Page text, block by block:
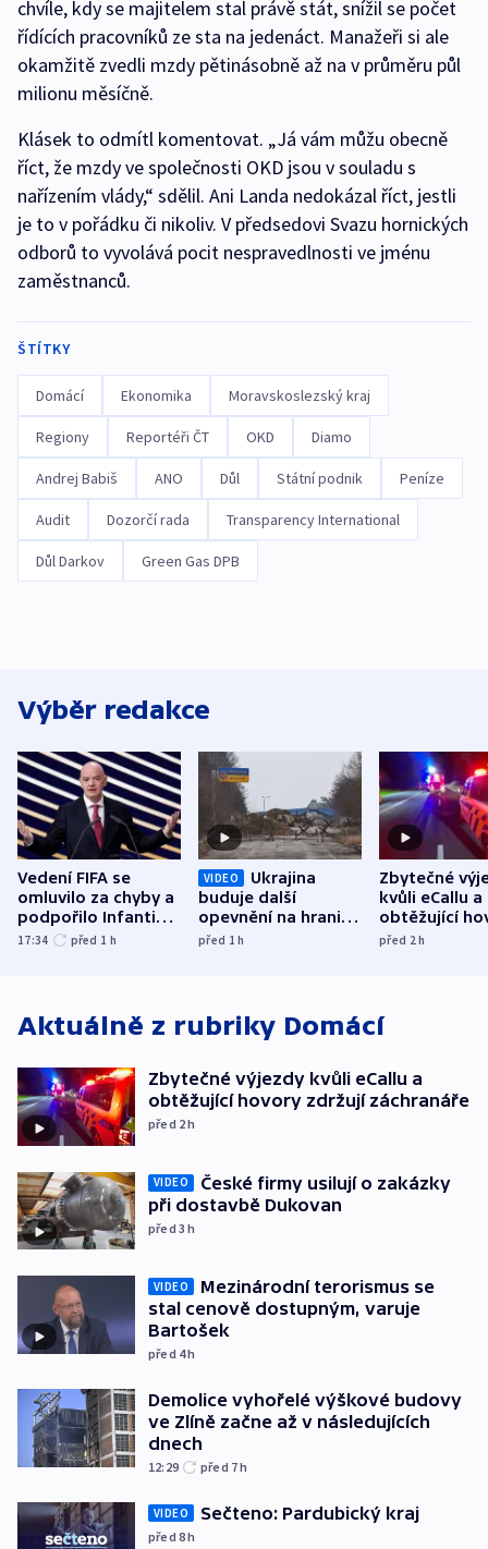
chvíle, kdy se majitelem stal právě stát, snížil se počet
řídících pracovníků ze sta na jedenáct. Manažeři si ale
okamžitě zvedli mzdy pětinásobně až na v průměru půl
milionu měsíčně.
Klásek to odmítl komentovat. „Já vám můžu obecně
říct, že mzdy ve společnosti OKD jsou v souladu s
nařízením vlády,“ sdělil. Ani Landa nedokázal říct, jestli
je to v pořádku či nikoliv. V předsedovi Svazu hornických
odborů to vyvolává pocit nespravedlnosti ve jménu
zaměstnanců.
ŠTÍTKY
Domácí Ekonomika Moravskoslezský kraj
Regiony Reportéři ČT OKD Diamo
Andrej Babiš ANO Důl Státní podnik Peníze
Audit Dozorčí rada Transparency International
Důl Darkov Green Gas DPB
Výběr redakce
Vedení FIFA se
omluvilo za chyby a
podpořilo Infantina.
UEFA trvá na
17:34 před 1 h
VIDEO
Ukrajina
buduje další
opevnění na hranici
s Běloruskem
před 1h
Zbytečné
kvůli eCallu a
obtěžující
zdržují
před 2h
Aktuálně z rubriky Domácí
Zbytečné výjezdy kvůli eCallu a
obtěžující hovory zdržují záchranáře
před 2h
VIDEO
České firmy usilují o zakázky
při dostavbě Dukovan
před 3h
VIDEO
Mezinárodní terorismus se
stal cenově dostupným, varuje
Bartošek
před 4h
Demolice vyhořelé výškové budovy
ve Zlíně začne až v následujících
dnech
12:29 před 7h
VIDEO Sečteno: Pardubický kraj
před 8h